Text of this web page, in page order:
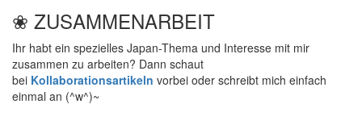
❀ ZUSAMMENARBEIT
Ihr habt ein spezielles Japan-Thema und Interesse mit mir
zusammen zu arbeiten? Dann schaut
bei Kollaborationsartikeln vorbei oder schreibt mich einfach
einmal an (^w^)~